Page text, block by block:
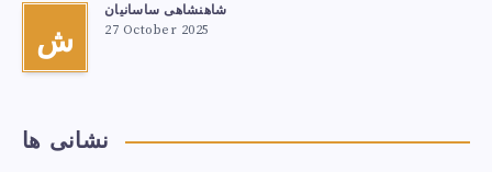
ش
شاهنشاهی ساسانیان
27 October 2025
نشانی ها